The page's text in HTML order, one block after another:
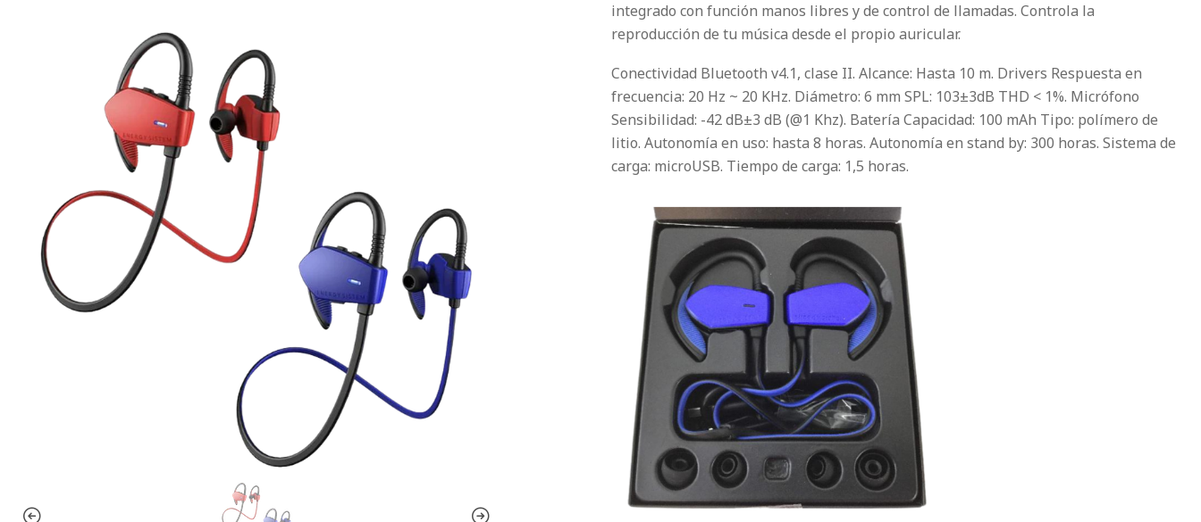
integrado con función manos libres y de control de llamadas. Controla la
reproducción de tu música desde el propio auricular.
Conectividad Bluetooth v4.1, clase II. Alcance: Hasta 10 m. Drivers Respuesta en
frecuencia: 20 Hz ~ 20 KHz. Diámetro: 6 mm SPL: 103±3dB THD < 1%. Micrófono
Sensibilidad: -42 dB±3 dB (@1 Khz). Batería Capacidad: 100 mAh Tipo: polímero de
litio. Autonomía en uso: hasta 8 horas. Autonomía en stand by: 300 horas. Sistema de
carga: microUSB. Tiempo de carga: 1,5 horas.